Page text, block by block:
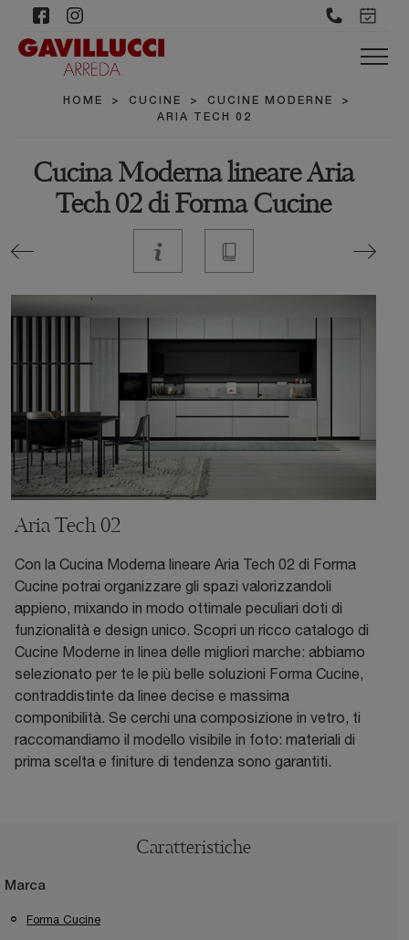
HOME > CUCINE > CUCINE MODERNE
>
ARIA TECH 02
Cucina Moderna lineare Aria
Tech 02 di Forma Cucine
Aria Tech 02
Con la Cucina Moderna lineare Aria Tech 02 di Forma
Cucine potrai organizzare gli spazi valorizzandoli
appieno, mixando in modo ottimale peculiari doti di
funzionalità e design unico. Scopri un ricco catalogo di
Cucine Moderne in linea delle migliori marche: abbiamo
selezionato per te le più belle soluzioni Forma Cucine,
contraddistinte da linee decise e massima
componibilità. Se cerchi una composizione in vetro, ti
raccomandiamo il modello visibile in foto: materiali di
prima scelta e finiture di tendenza sono garantiti.
Caratteristiche
Marca
Forma Cucine